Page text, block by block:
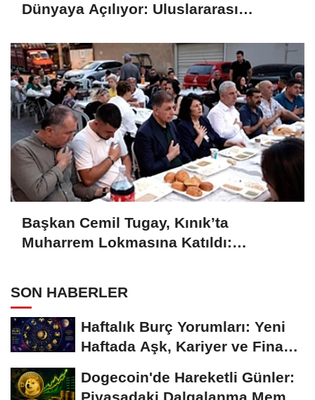
Dünyaya Açılıyor: Uluslararası
Başkan Cemil Tugay, Kınık’ta
Muharrem Lokmasına Katıldı:
SON HABERLER
Haftalık Burç Yorumları: Yeni
Haftada Aşk, Kariyer ve Finans
Dogecoin'de Hareketli Günler: